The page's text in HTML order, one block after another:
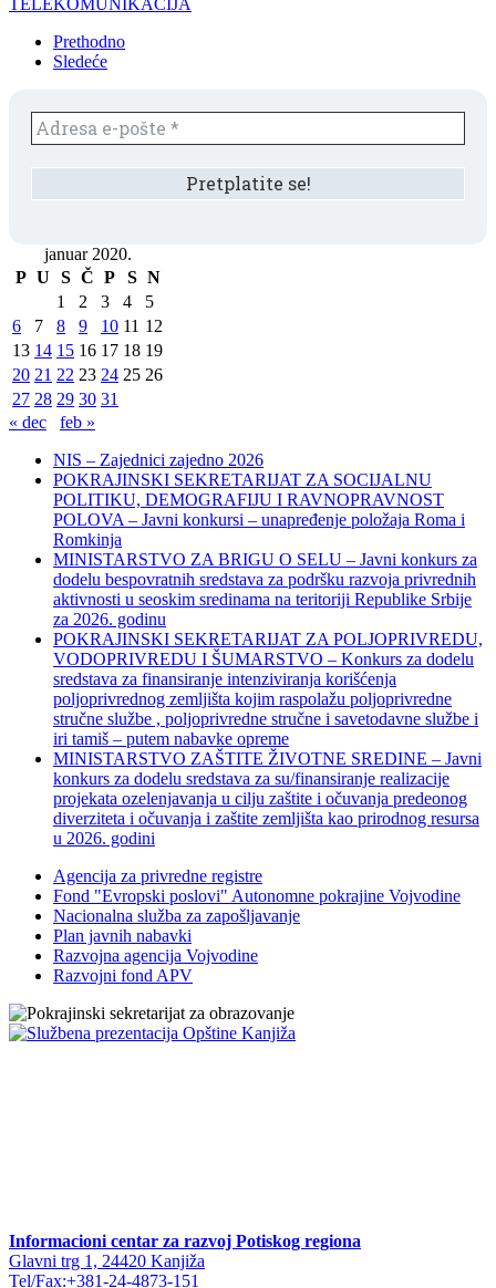
Prethodno
Sledeće
januar 2020.
P U S Č P S N
1
2 3 4
5
6
7 8 9 10 11 12
13 14 15 16 17 18 19
20 21 22 23 24 25 26
27 28 29 30 31
« dec
feb »
NIS – Zajednici zajedno 2026
POKRAJINSKI SEKRETARIJAT ZA SOCIJALNU
POLITIKU, DEMOGRAFIJU I RAVNOPRAVNOST
POLOVA – Javni konkursi – unapređenje položaja Roma i
Romkinja
MINISTARSTVO ZA BRIGU O SELU – Javni konkurs za
dodelu bespovratnih sredstava za podršku razvoja privrednih
aktivnosti u seoskim sredinama na teritoriji Republike Srbije
za 2026. godinu
POKRAJINSKI SEKRETARIJAT ZA POLJOPRIVREDU,
VODOPRIVREDU I ŠUMARSTVO – Konkurs za dodelu
sredstava za finansiranje intenziviranja korišćenja
poljoprivrednog zemljišta kojim raspolažu poljoprivredne
stručne službe , poljoprivredne stručne i savetodavne službe i
iri tamiš ‒ putem nabavke opreme
MINISTARSTVO ZAŠTITE ŽIVOTNE SREDINE – Javni
konkurs za dodelu sredstava za su/finansiranje realizacije
projekata ozelenjavanja u cilju zaštite i očuvanja predeonog
diverziteta i očuvanja i zaštite zemljišta kao prirodnog resursa
u 2026. godini
Agencija za privredne registre
Fond "Evropski poslovi" Autonomne pokrajine Vojvodine
Nacionalna služba za zapošljavanje
Plan javnih nabavki
Razvojna agencija Vojvodine
Razvojni fond APV
Informacioni centar za razvoj Potiskog regiona
Glavni trg 1, 24420 Kanjiža
Tel/Fax:+381-24-4873-151